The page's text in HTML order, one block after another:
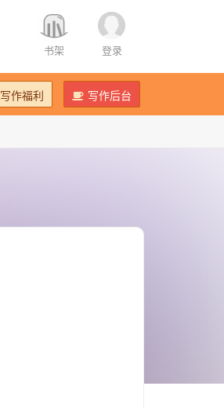
书架 登录
写作福利 写作后台